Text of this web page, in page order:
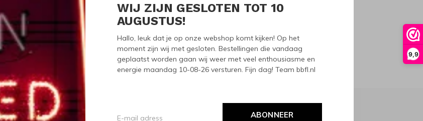
9,9
WIJ ZIJN GESLOTEN TOT 10
AUGUSTUS!
Hallo, leuk dat je op onze webshop komt kijken! Op het
moment zijn wij met gesloten. Bestellingen die vandaag
geplaatst worden gaan wij weer met veel enthousiasme en
energie maandag 10-08-26 versturen. Fijn dag! Team bbfl.nl
ABONNEER
Seen 1 of the 1 products